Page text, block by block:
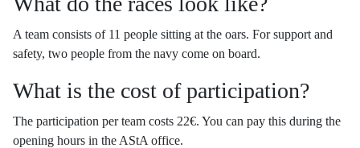
A team consists of 11 people sitting at the oars. For support and
safety, two people from the navy come on board.
What is the cost of participation?
The participation per team costs 22€. You can pay this during the
opening hours in the AStA office.